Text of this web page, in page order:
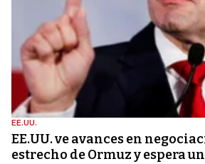
EE.UU.
EE.UU. ve avances en
estrecho de Ormuz y espera